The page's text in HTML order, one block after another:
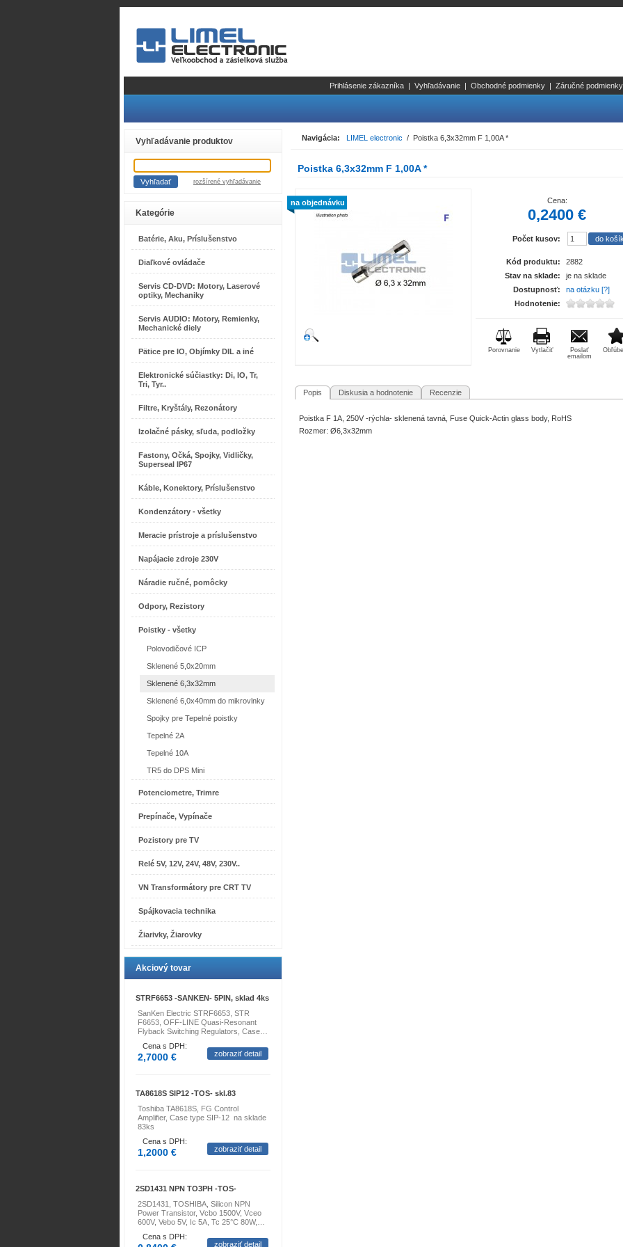
Prihlásenie zákazníka | Vyhľadávanie | Obchodné podmienky | Záručné podmienky
Vyhľadávanie produktov
rozšírené vyhľadávanie
Kategórie
Batérie, Aku, Príslušenstvo
Diaľkové ovládače
Servis CD-DVD: Motory, Laserové
optiky, Mechaniky
Servis AUDIO: Motory, Remienky,
Mechanické diely
Pätice pre IO, Objímky DIL a iné
Elektronické súčiastky: Di, IO, Tr,
Tri, Tyr..
Filtre, Kryštály, Rezonátory
Izolačné pásky, sľuda, podložky
Fastony, Očká, Spojky, Vidličky,
Superseal IP67
Káble, Konektory, Príslušenstvo
Kondenzátory - všetky
Meracie prístroje a príslušenstvo
Napájacie zdroje 230V
Náradie ručné, pomôcky
Odpory, Rezistory
Poistky - všetky
Polovodičové ICP
Sklenené 5,0x20mm
Sklenené 6,3x32mm
Sklenené 6,0x40mm do mikrovlnky
Spojky pre Tepelné poistky
Tepelné 2A
Tepelné 10A
TR5 do DPS Mini
Potenciometre, Trimre
Prepínače, Vypínače
Pozistory pre TV
Relé 5V, 12V, 24V, 48V, 230V..
VN Transformátory pre CRT TV
Spájkovacia technika
Žiarivky, Žiarovky
Akciový tovar
STRF6653 -SANKEN- 5PIN, sklad 4ks
SanKen Electric STRF6653, STR
F6653, OFF-LINE Quasi-Resonant
Flyback Switching Regulators, Case…
Cena s DPH:
2,7000 € zobraziť detail
TA8618S SIP12 -TOS- skl.83
Toshiba TA8618S, FG Control
Amplifier, Case type SIP-12 na sklade
83ks
Cena s DPH:
1,2000 € zobraziť detail
2SD1431 NPN TO3PH -TOS-
2SD1431, TOSHIBA, Silicon NPN
Power Transistor, Vcbo 1500V, Vceo
600V, Vebo 5V, Ic 5A, Tc 25°C 80W,…
Cena s DPH:
zobraziť detail
Navigácia: LIMEL electronic / Poistka 6,3x32mm F 1,00A *
Poistka 6,3x32mm F 1,00A *
na objednávku Cena:
0,2400 €
Počet kusov:
Kód produktu:
2882
Stav na sklade:
je na sklade
Dostupnosť:
na otázku [?]
Hodnotenie:
Porovnanie Vytlačiť
Poslať
emailom
Popis Diskusia a hodnotenie Recenzie
Poistka F 1A, 250V -rýchla- sklenená tavná, Fuse Quick-Actin glass body, RoHS
Rozmer: Ø6,3x32mm